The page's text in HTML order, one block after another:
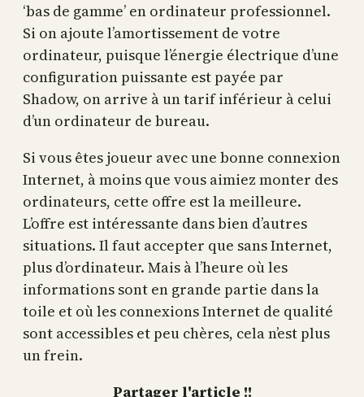
‘bas de gamme’ en ordinateur professionnel.
Si on ajoute l’amortissement de votre
ordinateur, puisque l’énergie électrique d’une
configuration puissante est payée par
Shadow, on arrive à un tarif inférieur à celui
d’un ordinateur de bureau.
Si vous êtes joueur avec une bonne connexion
Internet, à moins que vous aimiez monter des
ordinateurs, cette offre est la meilleure.
L’offre est intéressante dans bien d’autres
situations. Il faut accepter que sans Internet,
plus d’ordinateur. Mais à l’heure où les
informations sont en grande partie dans la
toile et où les connexions Internet de qualité
sont accessibles et peu chères, cela n’est plus
un frein.
Partager l'article !!